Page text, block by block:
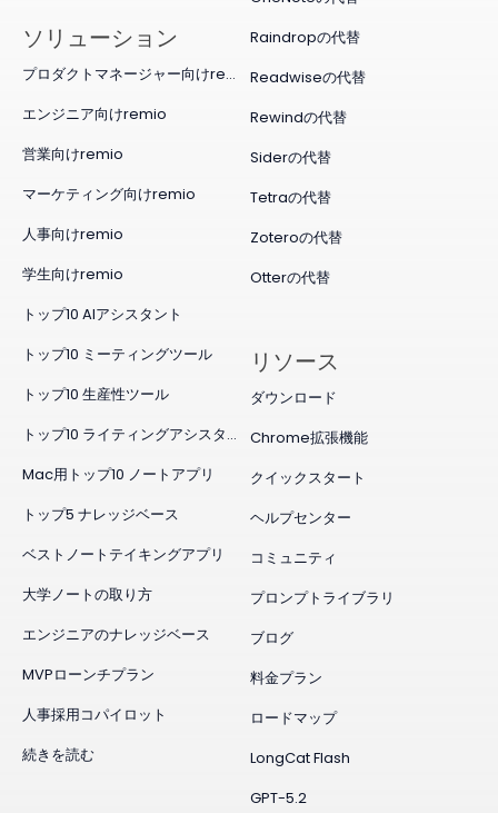
Raindropの代替
Readwiseの代替
Rewindの代替
Siderの代替
Tetraの代替
Zoteroの代替
Otterの代替
ソリューション
プロダクトマネージャー向けremio
エンジニア向けremio
営業向けremio
マーケティング向けremio
人事向けremio
学生向けremio
トップ10 AIアシスタント
トップ10 ミーティングツール
トップ10 生産性ツール
トップ10 ライティングアシスタント
Mac用トップ10 ノートアプリ
トップ5 ナレッジベース
ベストノートテイキングアプリ
大学ノートの取り方
エンジニアのナレッジベース
MVPローンチプラン
人事採用コパイロット
続きを読む
リソース
ダウンロード
Chrome拡張機能
クイックスタート
ヘルプセンター
コミュニティ
プロンプトライブラリ
ブログ
料金プラン
ロードマップ
LongCat Flash
GPT-5.2